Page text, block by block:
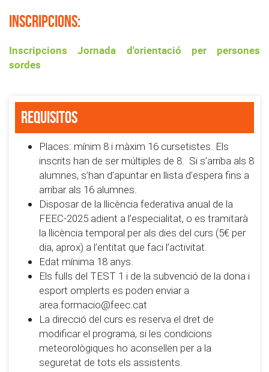
INSCRIPCIONS:
Inscripcions Jornada d'orientació per persones
sordes
Requisitos
Places: mínim 8 i màxim 16 cursetistes. Els
inscrits han de ser múltiples de 8. Si s’arriba als 8
alumnes, s’han d’apuntar en llista d’espera fins a
arribar als 16 alumnes.
Disposar de la llicència federativa anual de la
FEEC-2025 adient a l’especialitat, o es tramitarà
la llicència temporal per als dies del curs (5€ per
dia, aprox) a l’entitat que faci l’activitat.
Edat mínima 18 anys.
Els fulls del TEST 1 i de la subvenció de la dona i
esport omplerts es poden enviar a
area.formacio@feec.cat
La direcció del curs es reserva el dret de
modificar el programa, si les condicions
meteorològiques ho aconsellen per a la
seguretat de tots els assistents.